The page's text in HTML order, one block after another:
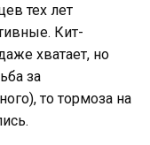
тех лет
Кит-
хватает, но
за
то тормоза на